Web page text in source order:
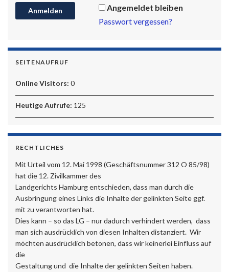
Angemeldet bleiben
Passwort vergessen?
SEITENAUFRUF
Online Visitors: 0
Heutige Aufrufe: 125
RECHTLICHES
Mit Urteil vom 12. Mai 1998 (Geschäftsnummer 312 O 85/98)
hat die 12. Zivilkammer des
Landgerichts Hamburg entschieden, dass man durch die
Ausbringung eines Links die Inhalte der gelinkten Seite ggf.
mit zu verantworten hat.
Dies kann – so das LG – nur dadurch verhindert werden, dass
man sich ausdrücklich von diesen Inhalten distanziert. Wir
möchten ausdrücklich betonen, dass wir keinerlei Einfluss auf
die
Gestaltung und die Inhalte der gelinkten Seiten haben.